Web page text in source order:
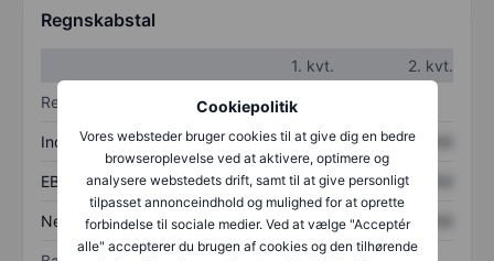
Cookiepolitik
Vores websteder bruger cookies til at give dig en bedre
browseroplevelse ved at aktivere, optimere og
analysere webstedets drift, samt til at give personligt
tilpasset annonceindhold og mulighed for at oprette
forbindelse til sociale medier. Ved at vælge "Acceptér
alle" accepterer du brugen af cookies og den tilhørende
Regnskabstal
1. kvt.
2. kvt.
Resultatopgørelse
Indtægter XXXXXXX XXXXXXX
EBITDA XXXXXXX XXXXXXX
Nettoresultat XXXXXXX XXXXXXX